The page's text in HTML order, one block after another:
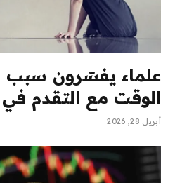
علماء يفسّرون سبب
الوقت مع التقدم في
أبريل 28, 2026